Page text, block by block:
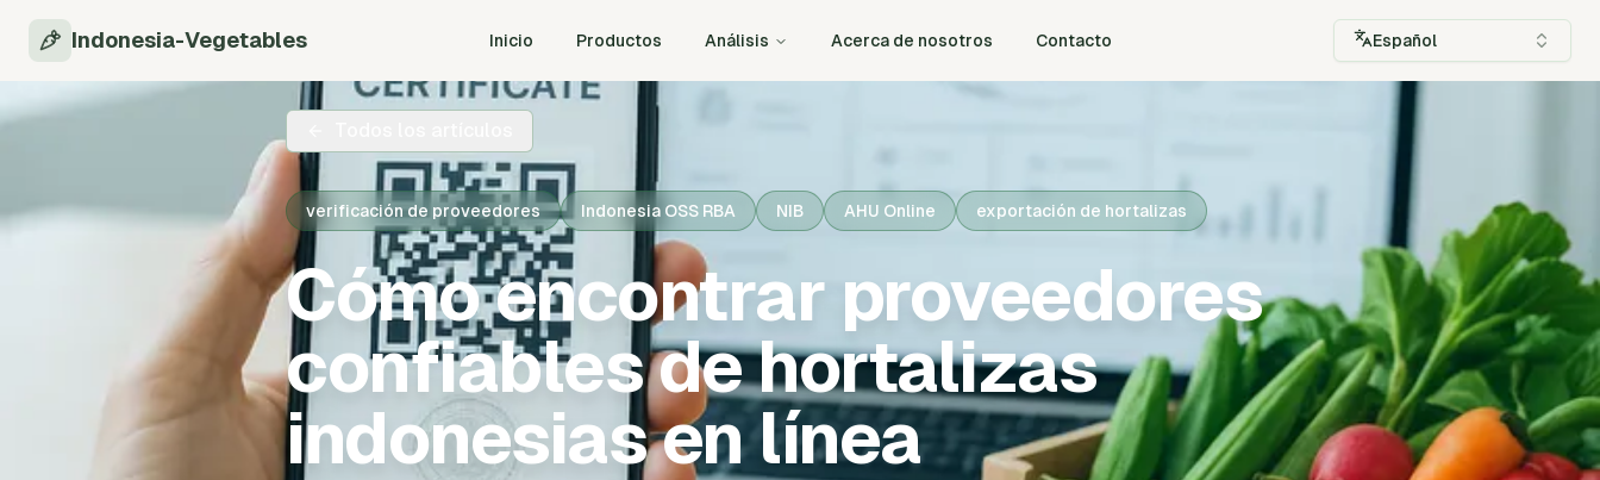
Indonesia-Vegetables Inicio Productos Análisis Acerca de nosotros Contacto Español
verificación de proveedores Indonesia OSS RBA NIB AHU Online exportación de hortalizas
Cómo encontrar proveedores
confiables de hortalizas
indonesias en línea